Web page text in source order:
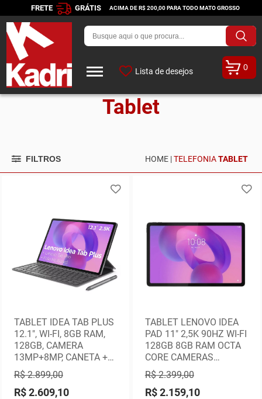
FRETE GRÁTIS ACIMA DE R$ 200,00 PARA TODO MATO GROSSO
Lista de desejos 0
Tablet
FILTROS HOME |TELEFONIATABLET
TABLET IDEA TAB PLUS
12.1", WI-FI, 8GB RAM,
128GB, CAMERA
13MP+8MP, CANETA +
CAPA TECLADO
INCLUSO
R$ 2.899,00
R$ 2.609,10
TABLET LENOVO IDEA
PAD 11" 2,5K 90HZ WI-FI
128GB 8GB RAM OCTA
CORE CAMERAS
8MP+5MP C/ CASE E
CANETA
R$ 2.399,00
R$ 2.159,10